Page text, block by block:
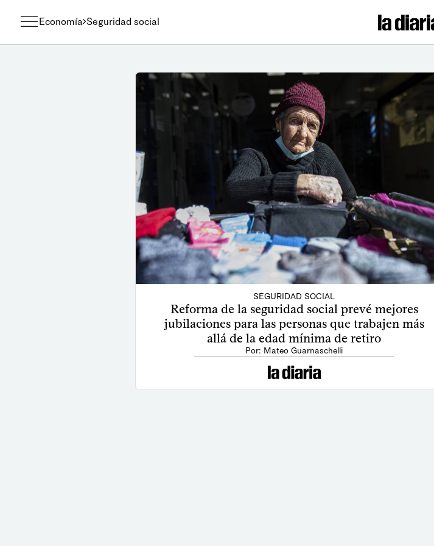
Economía Seguridad social
SEGURIDAD SOCIAL
Reforma de la seguridad social prevé mejores
jubilaciones para las personas que trabajen más
allá de la edad mínima de retiro
Por: Mateo Guarnaschelli